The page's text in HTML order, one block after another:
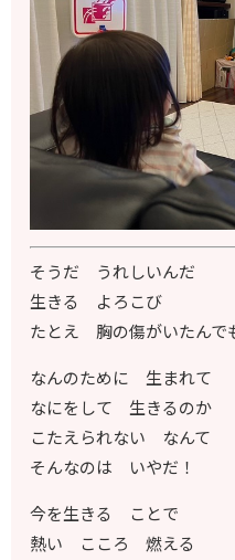
そうだ うれしいんだ
生きる よろこび
たとえ 胸の傷がいたんで
なんのために 生まれて
なにをして 生きるのか
こたえられない なんて
そんなのは いやだ！
今を生きる ことで
熱い こころ 燃える